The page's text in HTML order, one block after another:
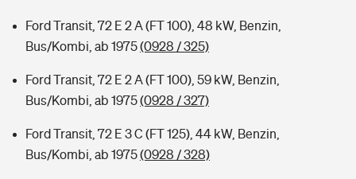
Ford Transit, 72 E 2 A (FT 100), 48 kW, Benzin,
Bus/Kombi, ab 1975(0928 / 325)
Ford Transit, 72 E 2 A (FT 100), 59 kW, Benzin,
Bus/Kombi, ab 1975(0928 / 327)
Ford Transit, 72 E 3 C (FT 125), 44 kW, Benzin,
Bus/Kombi, ab 1975(0928 / 328)